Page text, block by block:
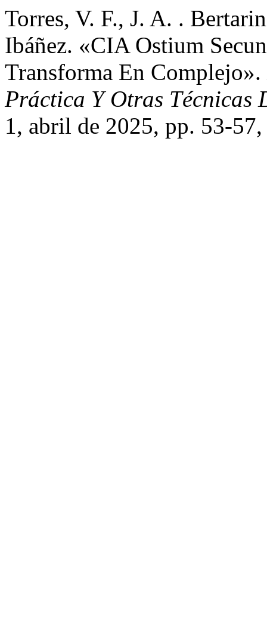
Torres, V. F., J. A. .
Ibáñez. «CIA Ostium
Transforma En Complejo».
Práctica Y Otras Técnicas
1, abril de 2025, pp. 53-